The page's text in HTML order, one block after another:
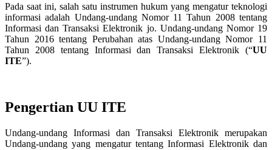
Pada saat ini, salah satu instrumen hukum yang mengatur teknologi
informasi adalah Undang-undang Nomor 11 Tahun 2008 tentang
Informasi dan Transaksi Elektronik jo. Undang-undang Nomor 19
Tahun 2016 tentang Perubahan atas Undang-undang Nomor 11
Tahun 2008 tentang Informasi dan Transaksi Elektronik (“UU
ITE”).
Pengertian UU ITE
Undang-undang Informasi dan Transaksi Elektronik merupakan
Undang-undang yang mengatur tentang Informasi Elektronik dan